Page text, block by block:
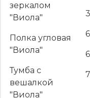
зеркалом
"Виола"
Полка угловая
"Виола"
Тумба с
вешалкой
"Виола"